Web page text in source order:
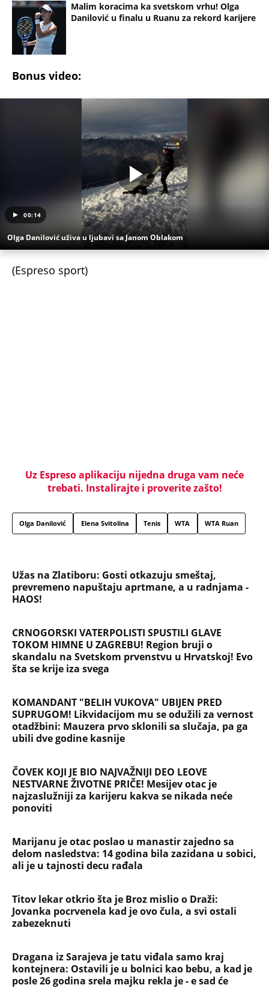
Malim koracima ka svetskom vrhu! Olga
Danilović u finalu u Ruanu za rekord karijere
Bonus video:
00:14
Olga Danilović uživa u ljubavi sa Janom Oblakom
(Espreso sport)
Uz Espreso aplikaciju nijedna druga vam neće
trebati. Instalirajte i proverite zašto!
Olga Danilović Elena Svitolina Tenis WTA WTA Ruan
Užas na Zlatiboru: Gosti otkazuju smeštaj,
prevremeno napuštaju aprtmane, a u radnjama -
HAOS!
CRNOGORSKI VATERPOLISTI SPUSTILI GLAVE
TOKOM HIMNE U ZAGREBU! Region bruji o
skandalu na Svetskom prvenstvu u Hrvatskoj! Evo
šta se krije iza svega
KOMANDANT "BELIH VUKOVA" UBIJEN PRED
SUPRUGOM! Likvidacijom mu se odužili za vernost
otadžbini: Mauzera prvo sklonili sa slučaja, pa ga
ubili dve godine kasnije
ČOVEK KOJI JE BIO NAJVAŽNIJI DEO LEOVE
NESTVARNE ŽIVOTNE PRIČE! Mesijev otac je
najzaslužniji za karijeru kakva se nikada neće
ponoviti
Marijanu je otac poslao u manastir zajedno sa
delom nasledstva: 14 godina bila zazidana u sobici,
ali je u tajnosti decu rađala
Titov lekar otkrio šta je Broz mislio o Draži:
Jovanka pocrvenela kad je ovo čula, a svi ostali
zabezeknuti
Dragana iz Sarajeva je tatu viđala samo kraj
kontejnera: Ostavili je u bolnici kao bebu, a kad je
posle 26 godina srela majku rekla je - e sad će